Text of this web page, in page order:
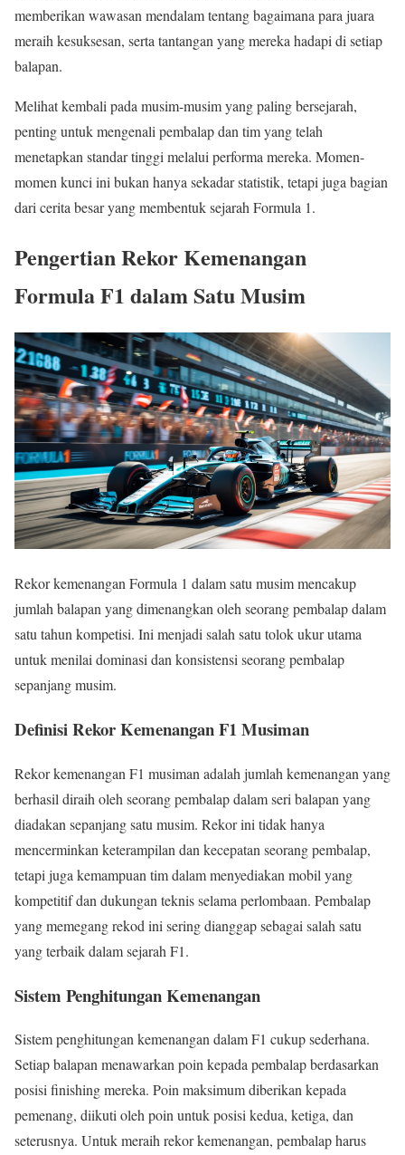
memberikan wawasan mendalam tentang bagaimana para juara
meraih kesuksesan, serta tantangan yang mereka hadapi di setiap
balapan.
Melihat kembali pada musim-musim yang paling bersejarah,
penting untuk mengenali pembalap dan tim yang telah
menetapkan standar tinggi melalui performa mereka. Momen-
momen kunci ini bukan hanya sekadar statistik, tetapi juga bagian
dari cerita besar yang membentuk sejarah Formula 1.
Pengertian Rekor Kemenangan
Formula F1 dalam Satu Musim
Rekor kemenangan Formula 1 dalam satu musim mencakup
jumlah balapan yang dimenangkan oleh seorang pembalap dalam
satu tahun kompetisi. Ini menjadi salah satu tolok ukur utama
untuk menilai dominasi dan konsistensi seorang pembalap
sepanjang musim.
Definisi Rekor Kemenangan F1 Musiman
Rekor kemenangan F1 musiman adalah jumlah kemenangan yang
berhasil diraih oleh seorang pembalap dalam seri balapan yang
diadakan sepanjang satu musim. Rekor ini tidak hanya
mencerminkan keterampilan dan kecepatan seorang pembalap,
tetapi juga kemampuan tim dalam menyediakan mobil yang
kompetitif dan dukungan teknis selama perlombaan. Pembalap
yang memegang rekod ini sering dianggap sebagai salah satu
yang terbaik dalam sejarah F1.
Sistem Penghitungan Kemenangan
Sistem penghitungan kemenangan dalam F1 cukup sederhana.
Setiap balapan menawarkan poin kepada pembalap berdasarkan
posisi finishing mereka. Poin maksimum diberikan kepada
pemenang, diikuti oleh poin untuk posisi kedua, ketiga, dan
seterusnya. Untuk meraih rekor kemenangan, pembalap harus